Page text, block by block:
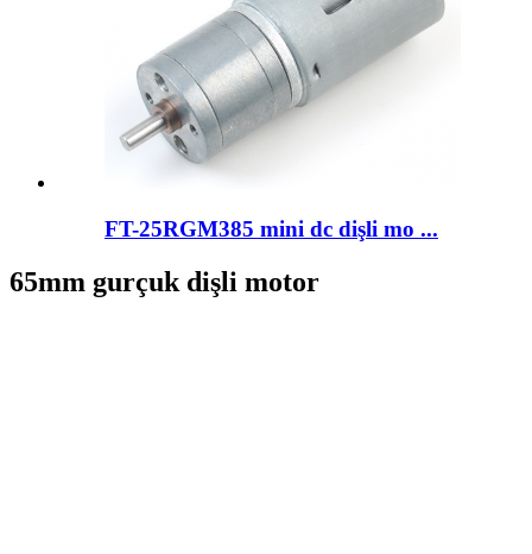
FT-25RGM385 mini dc dişli mo ...
65mm gurçuk dişli motor